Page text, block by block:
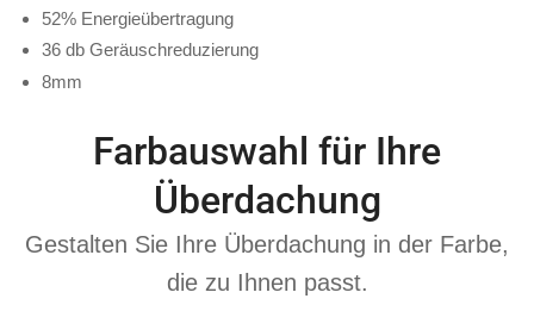
52% Energieübertragung
36 db Geräuschreduzierung
8mm
Farbauswahl für Ihre
Überdachung
Gestalten Sie Ihre Überdachung in der Farbe,
die zu Ihnen passt.